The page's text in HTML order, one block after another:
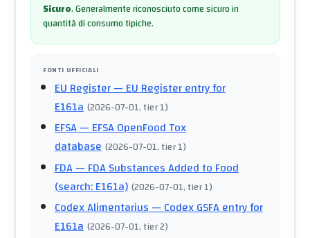
Sicuro.Generalmente riconosciuto come sicuro in
quantità di consumo tipiche.
FONTI UFFICIALI
EU Register— EU Register entry for
E161a (2026-07-01, tier 1)
EFSA— EFSA OpenFood Tox
database (2026-07-01, tier 1)
FDA— FDA Substances Added to Food
(search: E161a) (2026-07-01, tier 1)
Codex Alimentarius— Codex GSFA entry for
E161a (2026-07-01, tier 2)